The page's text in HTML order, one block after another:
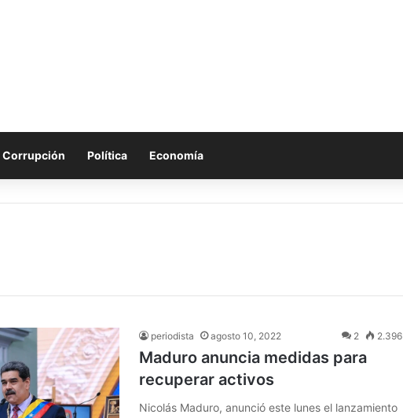
Corrupción Política Economía
periodista agosto 10, 2022 2 2.396
Maduro anuncia medidas para
recuperar activos
Nicolás Maduro, anunció este lunes el lanzamiento